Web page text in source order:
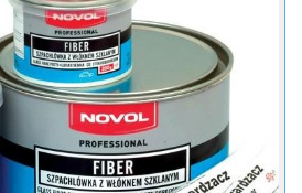
благодаря микрочастицам.
свойства
через 20 минут
наносится, быстро сохнет
бумагу